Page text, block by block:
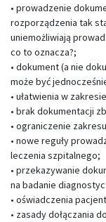
• prowadzenie
rozporządzenia tak
uniemożliwiają
co to oznacza?;
• dokument (a nie
może być
• ułatwienia w
• brak dokumentacji
• ograniczenie
• nowe reguły
leczenia szpitalnego;
• przekazywanie
na badanie
• oświadczenia
• zasady dołączania